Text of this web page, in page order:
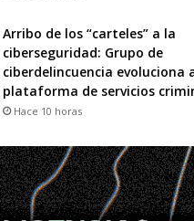
Arribo de los “carteles” a la
ciberseguridad: Grupo de
ciberdelincuencia evoluciona
plataforma de servicios
Hace 10 horas